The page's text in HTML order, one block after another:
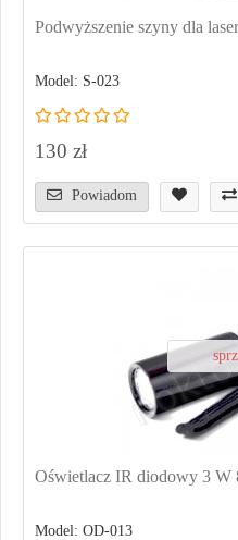
Podwyższenie szyny dla
Model: S-023
130 zł
Powiadom
Oświetlacz IR diodowy 3 W
Model: OD-013